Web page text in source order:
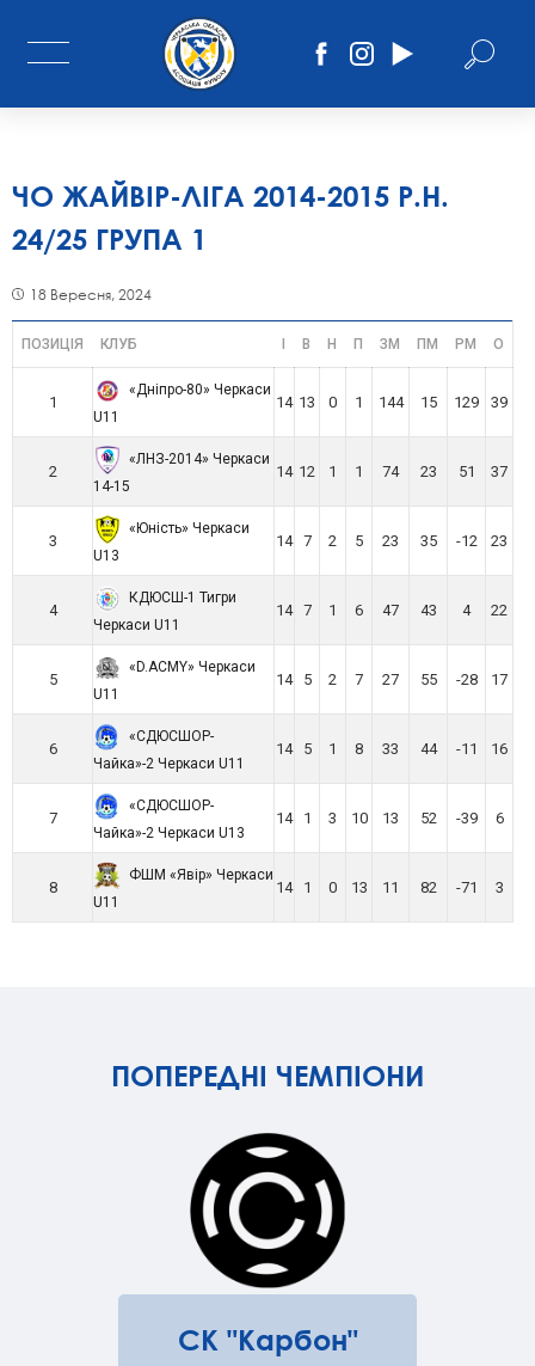
ЧО ЖАЙВІР-ЛІГА 2014-2015 Р.Н.
24/25 ГРУПА 1
18 Вересня, 2024
ПОЗИЦІЯ КЛУБ В Н П ЗМ ПМ РМ О
1
«Дніпро-80» Черкаси
U11
14 13 0 1 144 15 129 39
2
«ЛНЗ-2014» Черкаси
14-15
14 12 1 1 74 23 51 37
3
«Юність» Черкаси
U13
14 7 2 5 23 35 -12 23
4
КДЮСШ-1 Тигри
Черкаси U11
14 7 1 6 47 43 4 22
5
«D.ACMY» Черкаси
U11
14 5 2 7 27 55 -28 17
6
«СДЮСШОР-
Чайка»-2 Черкаси U11
14 5 1 8 33 44 -11 16
7
«СДЮСШОР-
Чайка»-2 Черкаси U13
14 1 3 10 13 52 -39 6
8
ФШМ «Явір» Черкаси
U11
14 1 0 13 11 82 -71 3
ПОПЕРЕДНІ ЧЕМПІОНИ
СК "Карбон"